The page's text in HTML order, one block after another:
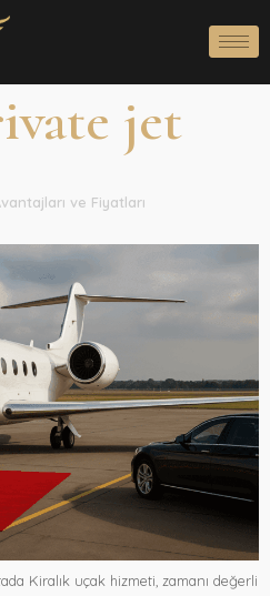
jet
ve Fiyatları
Kiralık uçak hizmeti, zamanı değerli